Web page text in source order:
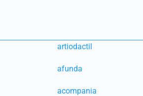
artiodactil
afunda
acompania